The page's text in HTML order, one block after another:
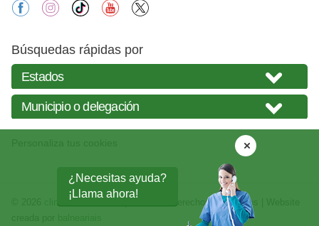
¿Necesitas ayuda?
¡Llama ahora!
facebookinstagram
tiktok youtube
Búsquedas rápidas por
clinicasabortos.mx
| Todos los derechos reservados | Website